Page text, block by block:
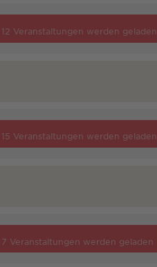
12 Veranstaltungen werden geladen
15 Veranstaltungen werden geladen
7 Veranstaltungen werden geladen